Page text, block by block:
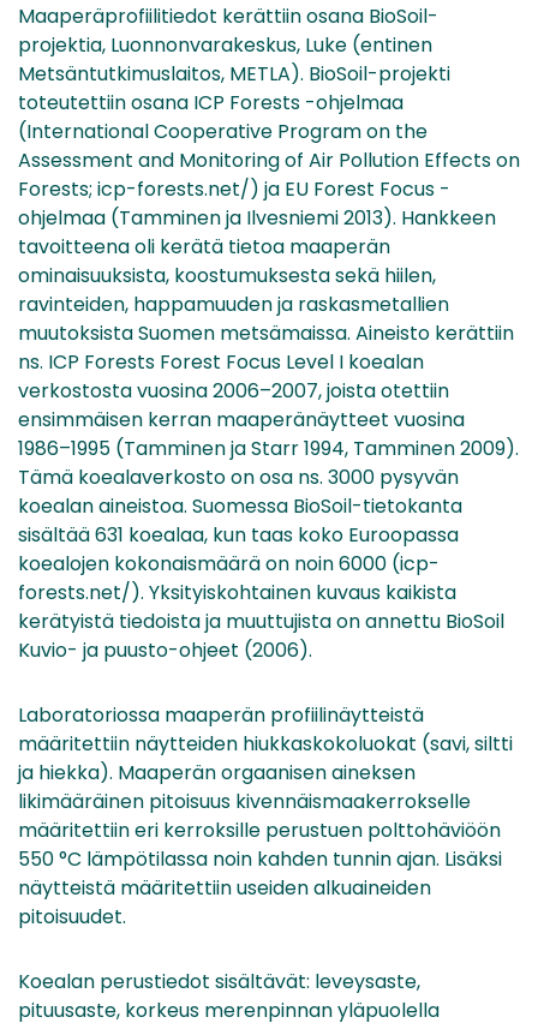
Maaperäprofiilitiedot kerättiin osana BioSoil-
projektia, Luonnonvarakeskus, Luke (entinen
Metsäntutkimuslaitos, METLA). BioSoil-projekti
toteutettiin osana ICP Forests -ohjelmaa
(International Cooperative Program on the
Assessment and Monitoring of Air Pollution Effects on
Forests; icp-forests.net/) ja EU Forest Focus -
ohjelmaa (Tamminen ja Ilvesniemi 2013). Hankkeen
tavoitteena oli kerätä tietoa maaperän
ominaisuuksista, koostumuksesta sekä hiilen,
ravinteiden, happamuuden ja raskasmetallien
muutoksista Suomen metsämaissa. Aineisto kerättiin
ns. ICP Forests Forest Focus Level I koealan
verkostosta vuosina 2006–2007, joista otettiin
ensimmäisen kerran maaperänäytteet vuosina
1986–1995 (Tamminen ja Starr 1994, Tamminen 2009).
Tämä koealaverkosto on osa ns. 3000 pysyvän
koealan aineistoa. Suomessa BioSoil-tietokanta
sisältää 631 koealaa, kun taas koko Euroopassa
koealojen kokonaismäärä on noin 6000 (icp-
forests.net/). Yksityiskohtainen kuvaus kaikista
kerätyistä tiedoista ja muuttujista on annettu BioSoil
Kuvio- ja puusto-ohjeet (2006).
Laboratoriossa maaperän profiilinäytteistä
määritettiin näytteiden hiukkaskokoluokat (savi, siltti
ja hiekka). Maaperän orgaanisen aineksen
likimääräinen pitoisuus kivennäismaakerrokselle
määritettiin eri kerroksille perustuen polttohäviöön
550 °C lämpötilassa noin kahden tunnin ajan. Lisäksi
näytteistä määritettiin useiden alkuaineiden
pitoisuudet.
Koealan perustiedot sisältävät: leveysaste,
pituusaste, korkeus merenpinnan yläpuolella